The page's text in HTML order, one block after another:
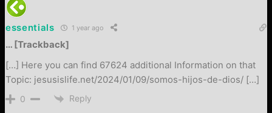
essentials 1 year ago
… [Trackback]
[…] Here you can find 67624 additional Information on that
Topic: jesusislife.net/2024/01/09/somos-hijos-de-dios/ […]
0 Reply